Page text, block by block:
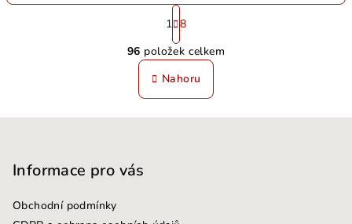
O
v
l
á
d
S
t
r
á
n
k
o
v
1 8
96 položek celkem
Nahoru
Informace pro vás
Obchodní podmínky